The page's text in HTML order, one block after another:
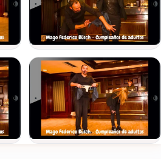
personalizada y ajustar la
de tu salón, todos los
y eventos se informan
TELEFÓNICA. Te invitamos a
coordinar la fecha de tu evento.
de asombro y diversión.
y mencioná que nos viste en